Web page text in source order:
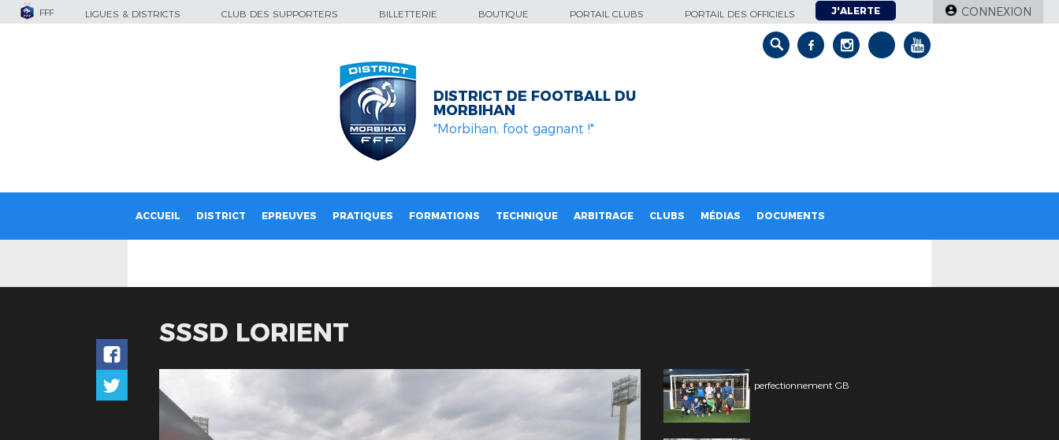
FFF LIGUES & DISTRICTS CLUB DES SUPPORTERS BILLETTERIE BOUTIQUE PORTAIL CLUBS PORTAIL DES OFFICIELS J'ALERTE CONNEXION
DISTRICT DE FOOTBALL DU
MORBIHAN
"Morbihan, foot gagnant !"
ACCUEIL DISTRICT EPREUVES PRATIQUES FORMATIONS TECHNIQUE ARBITRAGE CLUBS MÉDIAS DOCUMENTS
SSSD LORIENT
perfectionnement GB